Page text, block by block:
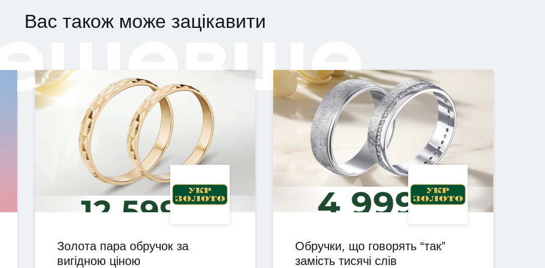
Вас також може зацікавити
Золота пара обручок за
вигідною ціною
Обручки, що говорять “так”
замість тисячі слів